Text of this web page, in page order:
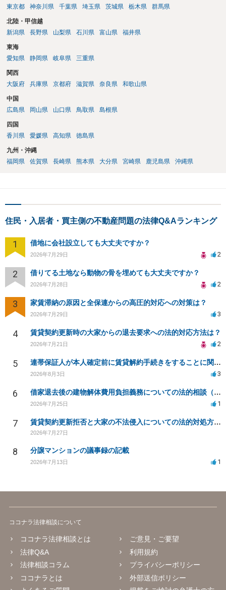
東京都
神奈川県 千葉県 埼玉県 茨城県 栃木県 群馬県
北陸・甲信越
新潟県
長野県 山梨県 石川県 富山県 福井県
東海
愛知県
静岡県 岐阜県 三重県
関西
大阪府
兵庫県 京都府 滋賀県 奈良県 和歌山県
中国
広島県
岡山県 山口県 鳥取県 島根県
四国
香川県
愛媛県 高知県 徳島県
九州・沖縄
福岡県
佐賀県 長崎県 熊本県 大分県 宮崎県 鹿児島県 沖縄県
住民・入居者・買主側の不動産問題の法律Q&Aランキング
1 借地に会社設立しても大丈夫ですか？
2026年7月29日 2
2 借りてる土地なら動物の骨を埋めても大丈夫ですか？
2026年7月28日 2
3 家賃滞納の原因と全保連からの高圧的対応への対策は？
2026年7月29日 3
4 賃貸契約更新時の大家からの退去要求への法的対応方法は？
2026年7月21日 2
5 連帯保証人が本人確定前に賃貸解約手続きをすることに関して
2026年8月3日 3
6 借家退去後の建物解体費用負担義務についての法的相談（補足説明修正）
2026年7月25日 1
7 賃貸契約更新拒否と大家の不法侵入についての法的対処方法は？
2026年7月27日
8 分譲マンションの議事録の記載
2026年7月13日 1
ココナラ法律相談について
ココナラ法律相談とは
法律Q&A
法律相談コラム
ココナラとは
ご意見・ご要望
利用規約
プライバシーポリシー
外部送信ポリシー